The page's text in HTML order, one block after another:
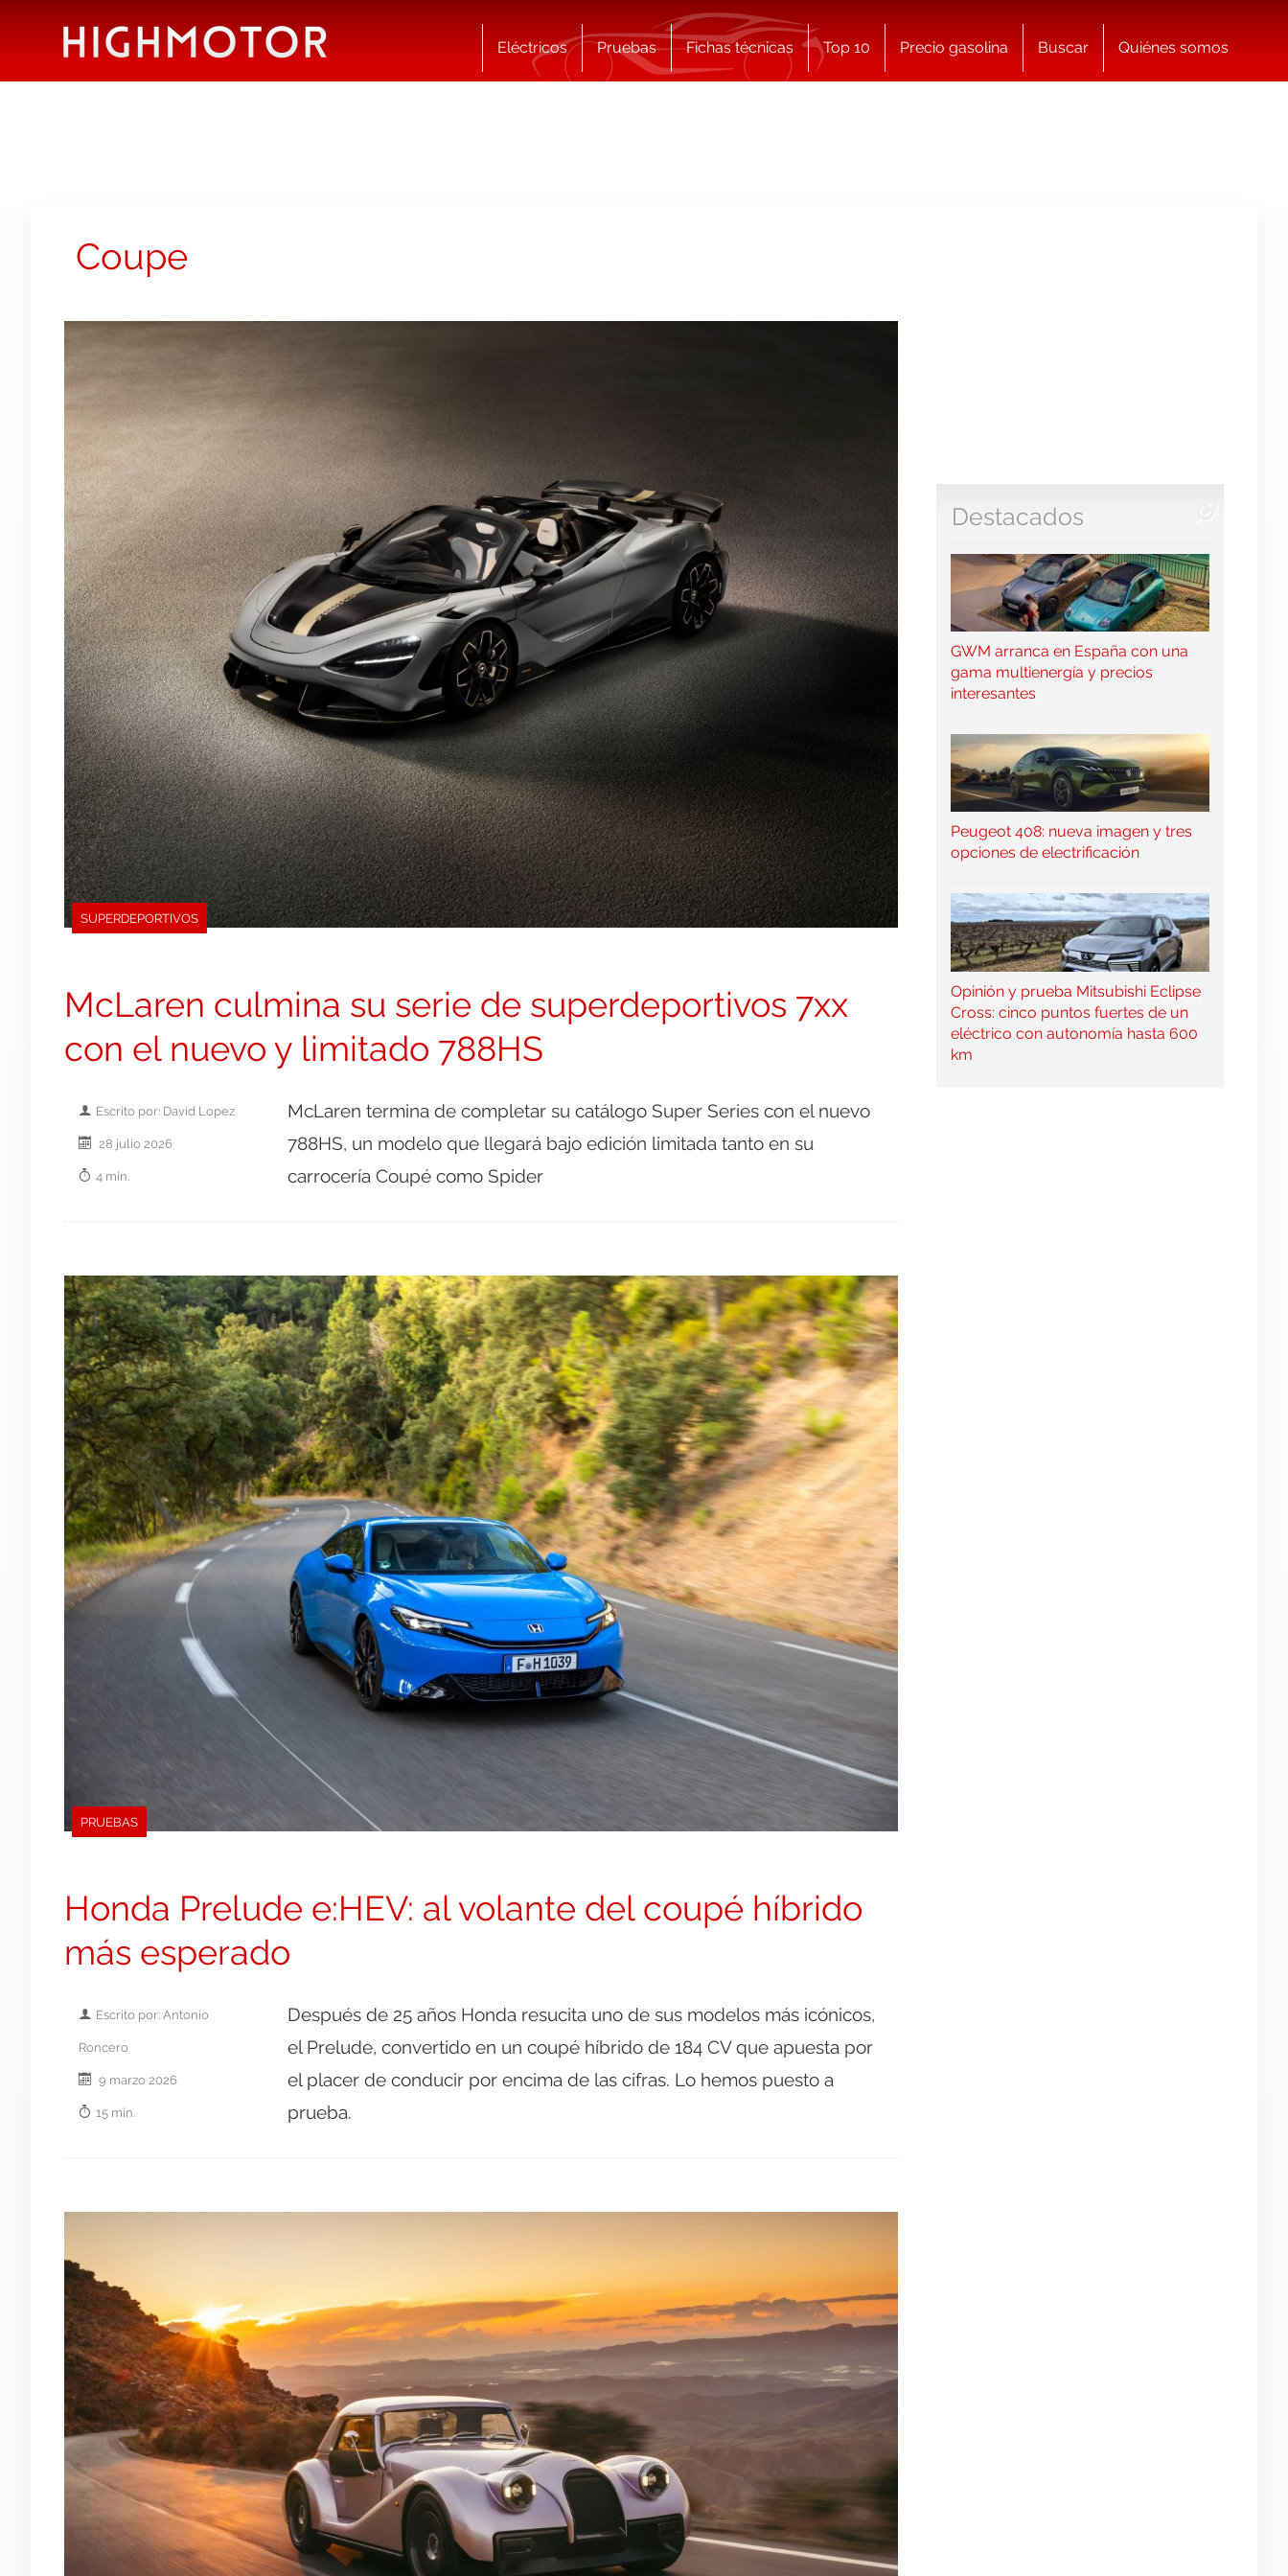
Eléctricos Pruebas Fichas técnicas Top 10 Precio gasolina Buscar Quiénes somos
Coupe
SUPERDEPORTIVOS
McLaren culmina su serie de superdeportivos 7xx
con el nuevo y limitado 788HS
Escrito por: David Lopez
28 julio 2026
4 min.
McLaren termina de completar su catálogo Super Series con el nuevo
788HS, un modelo que llegará bajo edición limitada tanto en su
carrocería Coupé como Spider
PRUEBAS
Honda Prelude e:HEV: al volante del coupé híbrido
más esperado
Escrito por: Antonio
Roncero
9 marzo 2026
15 min.
Después de 25 años Honda resucita uno de sus modelos más icónicos,
el Prelude, convertido en un coupé híbrido de 184 CV que apuesta por
el placer de conducir por encima de las cifras. Lo hemos puesto a
prueba.
Destacados
GWM arranca en España con una
gama multienergía y precios
interesantes
Peugeot 408: nueva imagen y tres
opciones de electrificación
Opinión y prueba Mitsubishi Eclipse
Cross: cinco puntos fuertes de un
eléctrico con autonomía hasta 600
km